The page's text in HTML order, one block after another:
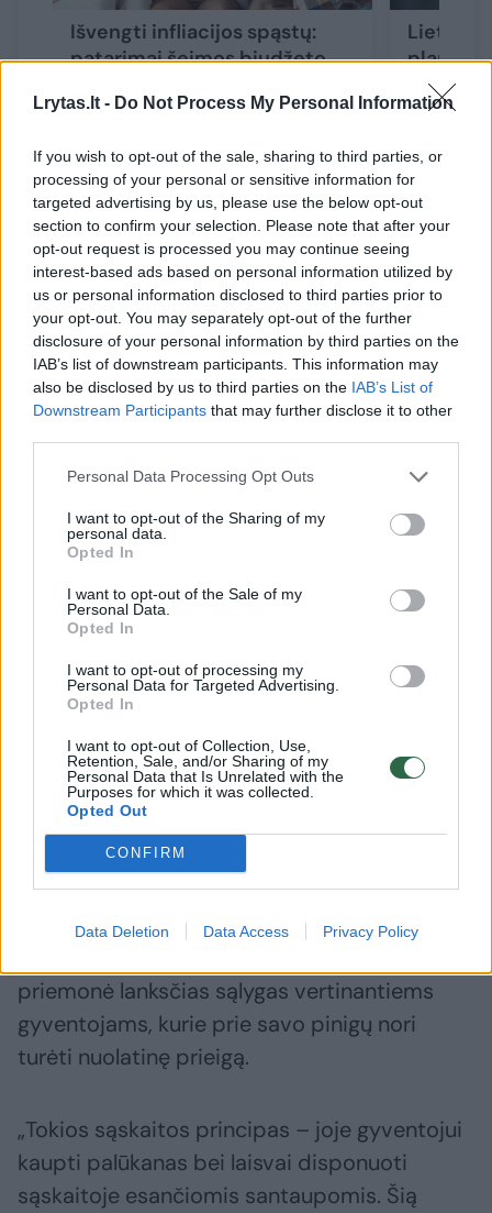
Lrytas.lt - Do Not Process My Personal Information
If you wish to opt-out of the sale, sharing to third parties, or
processing of your personal or sensitive information for
targeted advertising by us, please use the below opt-out
section to confirm your selection. Please note that after your
opt-out request is processed you may continue seeing
interest-based ads based on personal information utilized by
us or personal information disclosed to third parties prior to
your opt-out. You may separately opt-out of the further
disclosure of your personal information by third parties on the
IAB’s list of downstream participants. This information may
also be disclosed by us to third parties on the IAB’s List of
Downstream Participants that may further disclose it to other
Personal Data Processing Opt Outs
I want to opt-out of the Sharing of my
personal data.
Opted In
I want to opt-out of the Sale of my
Personal Data.
Opted In
I want to opt-out of processing my
Personal Data for Targeted Advertising.
Opted In
I want to opt-out of Collection, Use,
Retention, Sale, and/or Sharing of my
Personal Data that Is Unrelated with the
Purposes for which it was collected.
Opted Out
CONFIRM
Data Deletion Data Access Privacy Policy
Išvengti infliacijos spąstų:
patarimai šeimos biudžeto
pirkinių
„Nagrinėjant tyrimo duomenis matyti, jog
lietuviams svarbu žinoti rinkoje esamus kitų
bankų pasiūlymus – ar tai būtų kasdienė
bankininkystė, taupymo priemonės, paskolos.
Ieškantys tokių pasiūlymų atsakė net 37
proc., kai besikreipiančių tik į savo banką,
nelyginančių skirtingų sąlygų – vos 14 proc.
Tad bendras gyventojų paveikslas, kurį
galime sudaryti po šios apklausos – žmonės
kaip niekad anksčiau domisi taupymo
instrumentais, geriau valdo biudžetą bei į
savo finansinę ateitį žiūri optimistiškai“, –
atstovas.
Taupymo būdai ir jų privalumai
Taupomoji sąskaita. Kovo 1 d. „General
Financing banko“ pristatyta taupomoji
sąskaita sulaukė didelio susidomėjimo, nes
padeda klientams lengviau auginti savo
priemonė lanksčias sąlygas vertinantiems
gyventojams, kurie prie savo pinigų nori
turėti nuolatinę prieigą.
„Tokios sąskaitos principas – joje gyventojui
kaupti palūkanas bei laisvai disponuoti
sąskaitoje esančiomis santaupomis. Šią